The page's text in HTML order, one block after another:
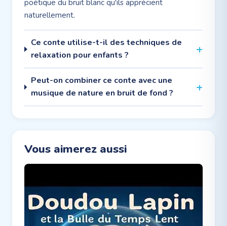
poétique du bruit blanc qu'ils apprécient
naturellement.
Ce conte utilise-t-il des techniques de
relaxation pour enfants ?
Peut-on combiner ce conte avec une
musique de nature en bruit de fond ?
Vous aimerez aussi